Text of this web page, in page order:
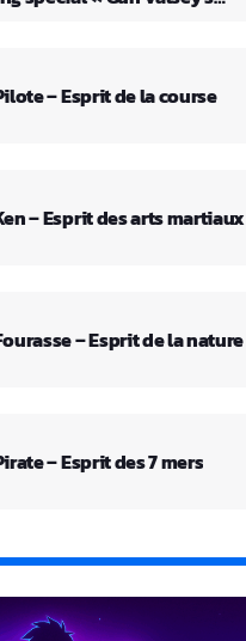
– Esprit de la course
– Esprit des arts martiaux
– Esprit de la nature
– Esprit des 7 mers